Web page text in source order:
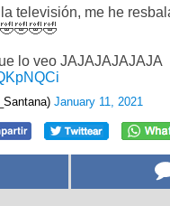
televisión, me he
lo veo JAJAJAJAJAJA
January 11, 2021